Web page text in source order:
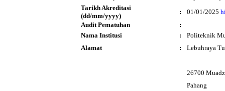
Tarikh Akreditasi
(dd/mm/yyyy)
: 01/01/2025
Audit Pematuhan
:
Nama Institusi
:
Politeknik
Alamat
: Lebuhraya
26700
Pahang